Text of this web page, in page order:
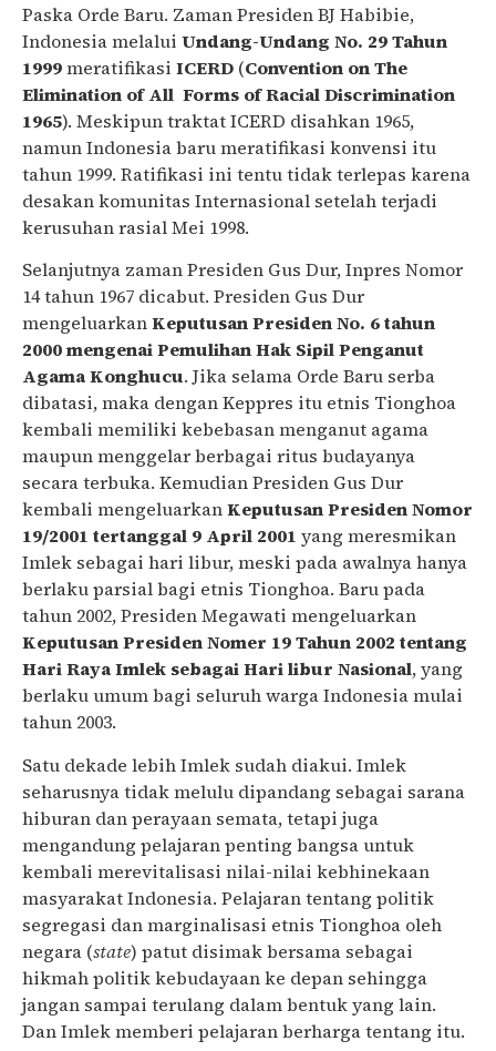
Paska Orde Baru. Zaman Presiden BJ Habibie,
Indonesia melalui Undang-Undang No. 29 Tahun
1999meratifikasi ICERD (Convention on The
Elimination of All Forms of Racial Discrimination
1965). Meskipun traktat ICERD disahkan 1965,
namun Indonesia baru meratifikasi konvensi itu
tahun 1999. Ratifikasi ini tentu tidak terlepas karena
desakan komunitas Internasional setelah terjadi
kerusuhan rasial Mei 1998.
Selanjutnya zaman Presiden Gus Dur, Inpres Nomor
14 tahun 1967 dicabut. Presiden Gus Dur
mengeluarkanKeputusan Presiden No. 6 tahun
2000 mengenai Pemulihan Hak Sipil Penganut
Agama Konghucu. Jika selama Orde Baru serba
dibatasi, maka dengan Keppres itu etnis Tionghoa
kembali memiliki kebebasan menganut agama
maupun menggelar berbagai ritus budayanya
secara terbuka. Kemudian Presiden Gus Dur
kembali mengeluarkanKeputusan Presiden Nomor
19/2001 tertanggal 9 April 2001 yang meresmikan
Imlek sebagai hari libur, meski pada awalnya hanya
berlaku parsial bagi etnis Tionghoa. Baru pada
tahun 2002, Presiden Megawati mengeluarkan
Keputusan Presiden Nomer 19 Tahun 2002 tentang
Hari Raya Imlek sebagai Hari libur Nasional, yang
berlaku umum bagi seluruh warga Indonesia mulai
tahun 2003.
Satu dekade lebih Imlek sudah diakui. Imlek
seharusnya tidak melulu dipandang sebagai sarana
hiburan dan perayaan semata, tetapi juga
mengandung pelajaran penting bangsa untuk
kembali merevitalisasi nilai-nilai kebhinekaan
masyarakat Indonesia. Pelajaran tentang politik
segregasi dan marginalisasi etnis Tionghoa oleh
negara (state) patut disimak bersama sebagai
hikmah politik kebudayaan ke depan sehingga
jangan sampai terulang dalam bentuk yang lain.
Dan Imlek memberi pelajaran berharga tentang itu.